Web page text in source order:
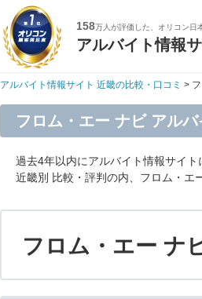
158万人が評価した、オリコン日
アルバイト情報
アルバイト情報サイト 近畿の比較・口コミ >
フロム・エー ナビ アル
過去4年以内にアルバイト情報サイ
近畿別 比較・評判の内、フロム・エ
フロム・エー ナ